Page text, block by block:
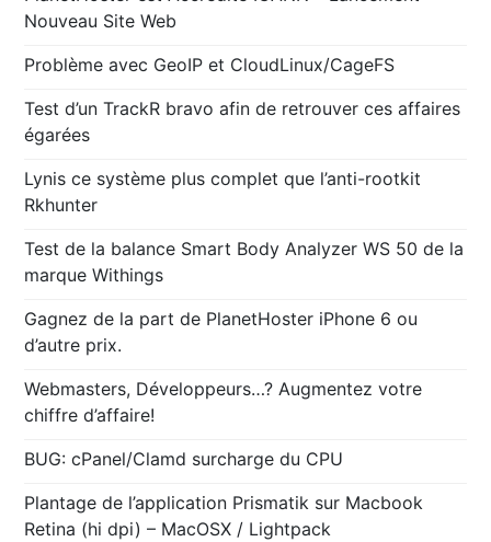
Nouveau Site Web
Problème avec GeoIP et CloudLinux/CageFS
Test d’un TrackR bravo afin de retrouver ces affaires
égarées
Lynis ce système plus complet que l’anti-rootkit
Rkhunter
Test de la balance Smart Body Analyzer WS 50 de la
marque Withings
Gagnez de la part de PlanetHoster iPhone 6 ou
d’autre prix.
Webmasters, Développeurs…? Augmentez votre
chiffre d’affaire!
BUG: cPanel/Clamd surcharge du CPU
Plantage de l’application Prismatik sur Macbook
Retina (hi dpi) – MacOSX / Lightpack